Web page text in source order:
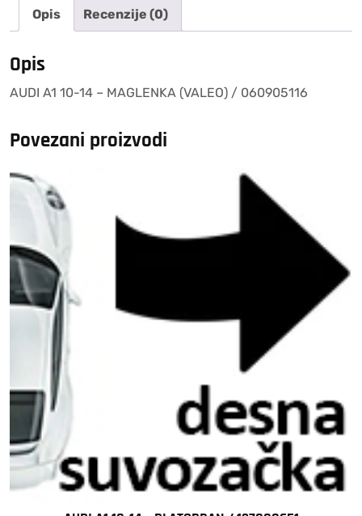
(VALEO)
/
060905116
količina
Opis Recenzije (0)
Opis
AUDI A1 10-14 – MAGLENKA (VALEO) / 060905116
Povezani proizvodi